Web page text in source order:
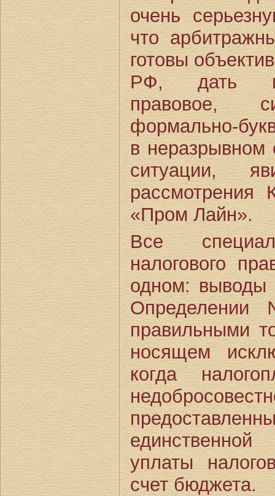
очень
что
готовы
РФ, дать им
правовое,
формально-
в неразрывном
ситуации,
«Пром Лайн».
Все
налогового
одном:
правильными
носящем
когда
уплаты
счет бюджета.